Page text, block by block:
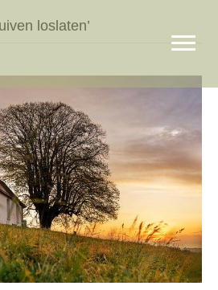
loslaten’